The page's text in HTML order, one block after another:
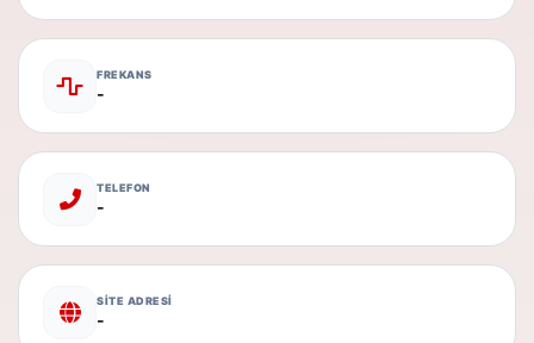
FREKANS
-
TELEFON
-
SİTE ADRESİ
-